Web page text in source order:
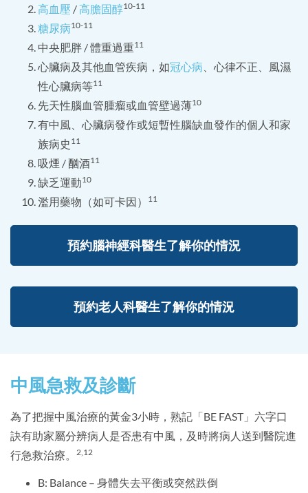
高血壓 /高膽固醇10-11
糖尿病10-11
中央肥胖 / 體重過重11
心臟病及其他血管疾病，如冠心病 、心律不正、風濕
性心臟病等11
先天性腦血管腫瘤或血管壁過薄10
有中風、心臟病發作或短暫性腦缺血發作的個人和家
族病史 11
吸煙 / 酗酒11
缺乏運動10
濫用藥物（如可卡因） 11
預約腦神經科醫生了解你的情況
預約老人科醫生了解你的情況
中風急救及診斷
為了把握中風治療的黃金3小時，熟記「BE FAST」六字口
訣有助家屬分辨病人是否患有中風，及時將病人送到醫院進
行急救治療。
2,12
B: Balance – 身體失去平衡或突然跌倒